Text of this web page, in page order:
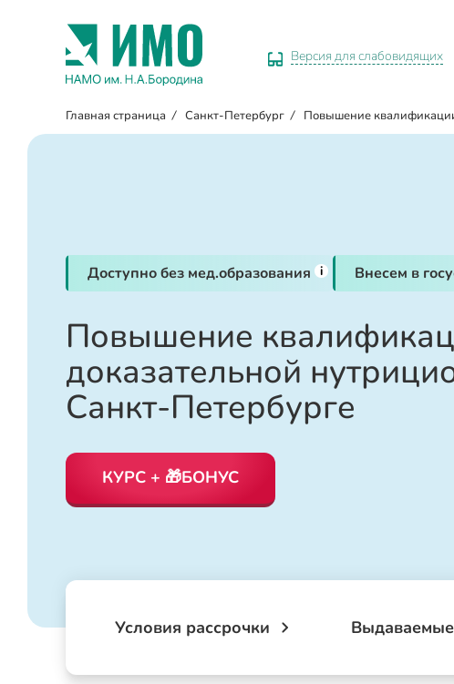
Версия для слабовидящих
Главная страница / Санкт-Петербург / Повышение
Доступно без мед.образования i Внесем в
Повышение
доказательной
Санкт-Петербурге
КУРС + 🎁БОНУС
Условия рассрочки